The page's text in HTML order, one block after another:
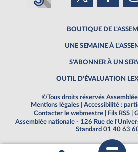
BOUTIQUE DE
UNE SEMAINE À
S'ABONNER À UN
OUTIL D'ÉVALUATION
©Tous droits réservés
Mentions légales
Accessibilité :
Contacter le webmestre
Fils RSS
Assemblée nationale - 126 Rue de
Standard 01 40 63